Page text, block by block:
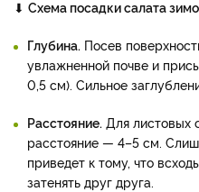
⬇ Схема посадки салата
Глубина. Посев
увлажненной почве и
0,5 см). Сильное
Расстояние. Для листовых
расстояние — 4–5 см.
приведет к тому, что
затенять друг друга.